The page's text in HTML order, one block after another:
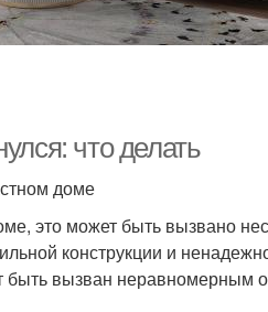
что делать
доме
это может быть вызвано
конструкции и
быть вызван